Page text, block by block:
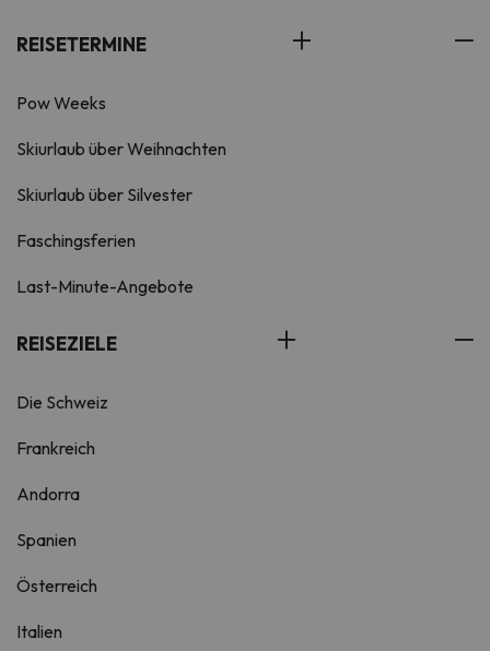
REISETERMINE
Pow Weeks
Skiurlaub über Weihnachten
Skiurlaub über Silvester
Faschingsferien
Last-Minute-Angebote
REISEZIELE
Die Schweiz
Frankreich
Andorra
Spanien
Österreich
Italien